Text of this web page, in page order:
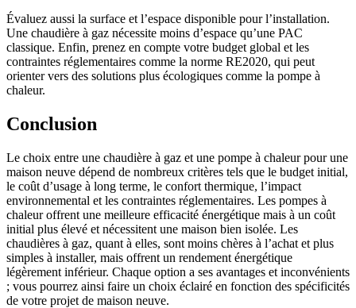
Évaluez aussi la surface et l’espace disponible pour l’installation.
Une chaudière à gaz nécessite moins d’espace qu’une PAC
classique. Enfin, prenez en compte votre budget global et les
contraintes réglementaires comme la norme RE2020, qui peut
orienter vers des solutions plus écologiques comme la pompe à
chaleur.
Conclusion
Le choix entre une chaudière à gaz et une pompe à chaleur pour une
maison neuve dépend de nombreux critères tels que le budget initial,
le coût d’usage à long terme, le confort thermique, l’impact
environnemental et les contraintes réglementaires. Les pompes à
chaleur offrent une meilleure efficacité énergétique mais à un coût
initial plus élevé et nécessitent une maison bien isolée. Les
chaudières à gaz, quant à elles, sont moins chères à l’achat et plus
simples à installer, mais offrent un rendement énergétique
légèrement inférieur. Chaque option a ses avantages et inconvénients
; vous pourrez ainsi faire un choix éclairé en fonction des spécificités
de votre projet de maison neuve.